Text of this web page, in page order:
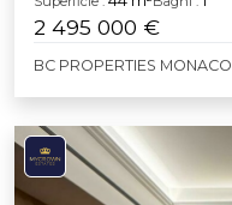
2 495 000 €
BC PROPERTIES MONACO